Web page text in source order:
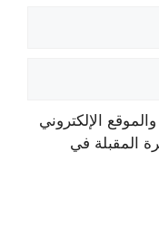
الإلكتروني
المقبلة في